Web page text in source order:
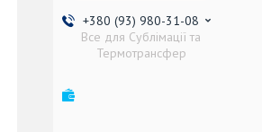
+380 (93) 980-31-08
Все для Сублімації та
Термотрансфер